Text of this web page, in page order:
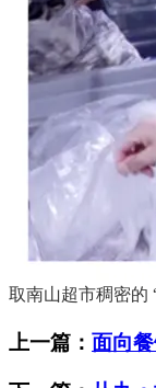
取南山超市稠密的
上一篇： 面向